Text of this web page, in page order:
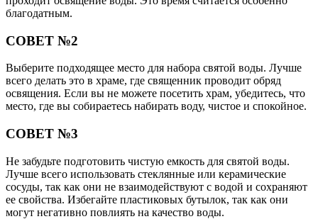
благодатным.
СОВЕТ №2
Выберите подходящее место для набора святой воды. Лучше
всего делать это в храме, где священник проводит обряд
освящения. Если вы не можете посетить храм, убедитесь, что
место, где вы собираетесь набирать воду, чистое и спокойное.
СОВЕТ №3
Не забудьте подготовить чистую емкость для святой воды.
Лучше всего использовать стеклянные или керамические
сосуды, так как они не взаимодействуют с водой и сохраняют
ее свойства. Избегайте пластиковых бутылок, так как они
могут негативно повлиять на качество воды.